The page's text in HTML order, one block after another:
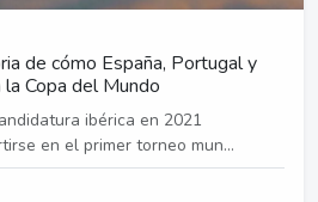
de cómo España, Portugal y
Copa del Mundo
ibérica en 2021
en el primer torneo mun...